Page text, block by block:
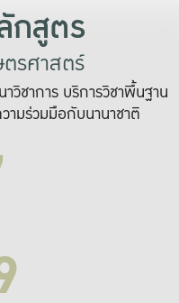
กสูตร
รศาสตร์
ชาการ บริการวิชาพื้นฐาน
ามร่วมมือกับนานาชาติ